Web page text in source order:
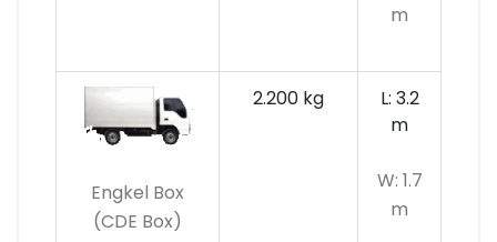
m
Engkel Box
(CDE Box)
2.200 kg
L: 3.2
m
W: 1.7
m